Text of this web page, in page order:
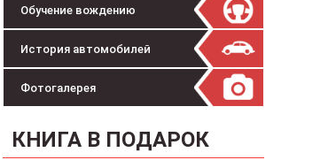
Обучение вождению
История автомобилей
Фотогалерея
КНИГА В ПОДАРОК